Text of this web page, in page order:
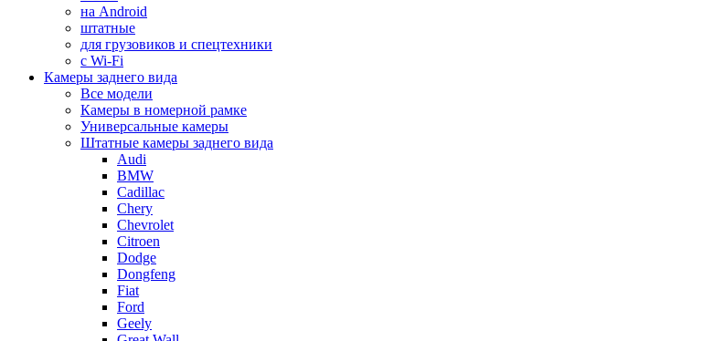
на Android
штатные
для грузовиков и спецтехники
с Wi-Fi
Камеры заднего вида
Все модели
Камеры в номерной рамке
Универсальные камеры
Штатные камеры заднего вида
Audi
BMW
Cadillac
Chery
Chevrolet
Citroen
Dodge
Dongfeng
Fiat
Ford
Geely